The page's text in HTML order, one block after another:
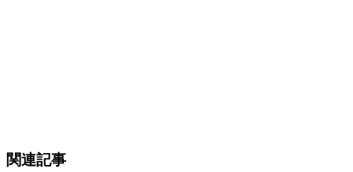
関連記事